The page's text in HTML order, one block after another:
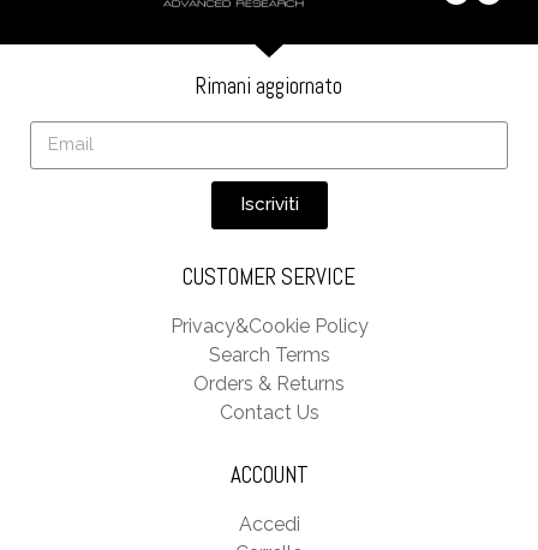
ACCOUNT
Accedi
CUSTOMER SERVICE
Privacy&Cookie Policy
Search Terms
Orders & Returns
Contact Us
Rimani aggiornato
Iscriviti